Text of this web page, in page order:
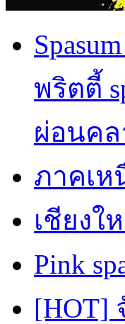
พริตตี้
ผ่อนค
ภาคเห
เชียงใ
Pink
[HOT]